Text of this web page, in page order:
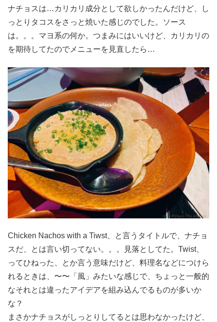
ナチョスは…カリカリ成分として欲しかったんだけど、し
っとりタコスをさっと焼いた感じのでした。ソース
は。。。マヨ系の何か。つまみにはいいけど、カリカリの
を期待してたのでメニューを見直したら…
Chicken Nachos with a Tiwst、と言うタイトルで、ナチョ
スだ、とは言い切ってない。。。見落としてた。Twist、
ってひねった、とか言う意味だけど、料理名などにつけら
れるときは、〜〜「風」みたいな感じで、ちょっと一般的
なそれとは違ったアイデアを組み込んでるものが多いか
な？
まさかナチョスがしっとりしてるとは思わなかったけど、